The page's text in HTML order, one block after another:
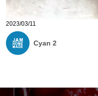
2023/03/11
Cyan 2